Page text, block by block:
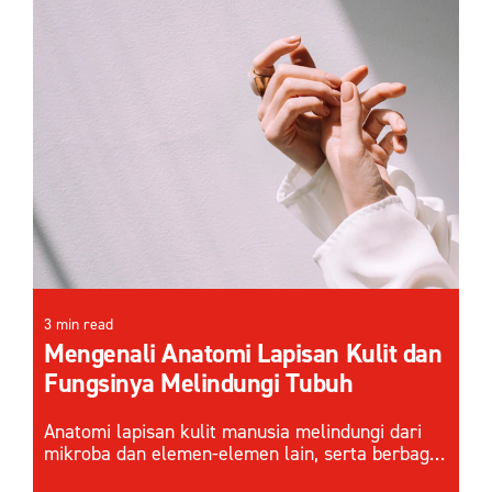
3 min read
Mengenali Anatomi Lapisan Kulit dan
Fungsinya Melindungi Tubuh
Anatomi lapisan kulit manusia melindungi dari
mikroba dan elemen-elemen lain, serta berbagai